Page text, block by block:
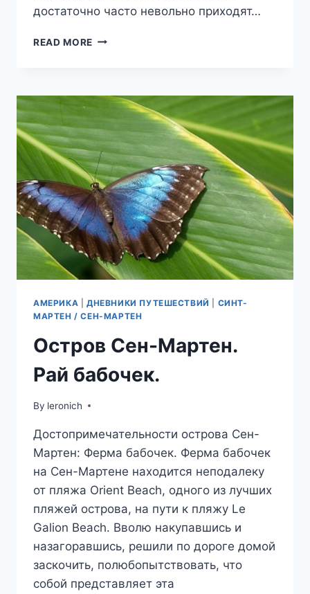
достаточно часто невольно приходят…
READ MORE РАЙСКИЙ
МАРТЕН
АМЕРИКА ДНЕВНИКИ ПУТЕШЕСТВИЙ
СИНТ-
МАРТЕН / СЕН-МАРТЕН
Остров Сен-Мартен.
Рай бабочек.
By leronich
Достопримечательности острова Сен-
Мартен: Ферма бабочек. Ферма бабочек
на Сен-Мартене находится неподалеку
от пляжа Orient Beach, одного из лучших
пляжей острова, на пути к пляжу Le
Galion Beach. Вволю накупавшись и
назагоравшись, решили по дороге домой
заскочить, полюбопытствовать, что
собой представляет эта